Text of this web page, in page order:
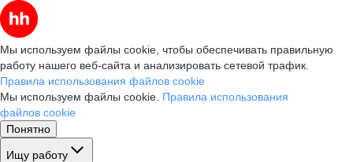
Мы используем файлы cookie, чтобы обеспечивать правильную
работу нашего веб-сайта и анализировать сетевой трафик.
Правила использования файлов cookie
Мы используем файлы cookie. Правила использования
файлов cookie
Понятно
Ищу работу